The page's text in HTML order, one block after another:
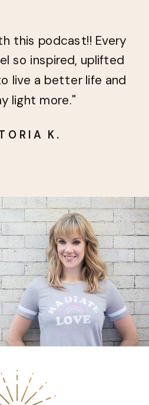
K.
this podcast!! Every
so inspired, uplifted
live a better life and
light more."